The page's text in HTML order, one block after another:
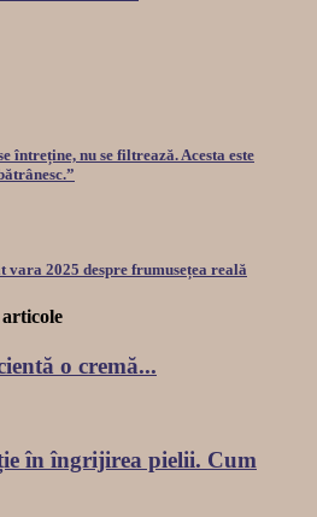
întreține, nu se filtrează. Acesta este
2025 despre frumusețea reală
articole
o cremă...
în îngrijirea pielii. Cum